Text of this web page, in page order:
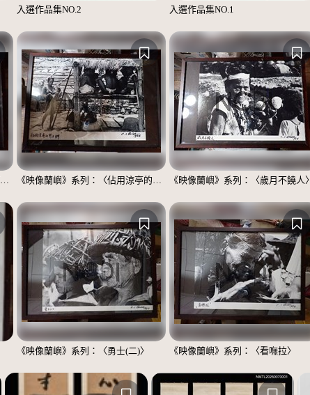
入選作品集NO.2 入選作品集NO.1
《映像蘭嶼》系列：〈好開心的阿嬤〉 《映像蘭嶼》系列：〈佔用涼亭的男士們〉 《映像蘭嶼》系列：〈歲月不饒人〉
《映像蘭嶼》系列：〈勇士(二)〉 《映像蘭嶼》系列：〈看嘸拉〉